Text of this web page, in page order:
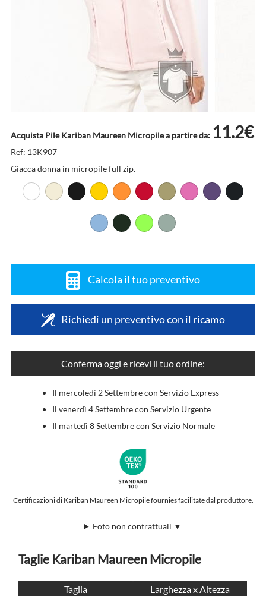
Acquista Pile Kariban Maureen Micropile a partire da: 11.2€
Ref: 13K907
Giacca donna in micropile full zip.
Calcola il tuo preventivo
Richiedi un preventivo con il ricamo
Conferma oggi e ricevi il tuo ordine:
Il mercoledì 2 Settembre con Servizio Express
Il venerdì 4 Settembre con Servizio Urgente
Il martedì 8 Settembre con Servizio Normale
Certificazioni di Kariban Maureen Micropile fournies facilitate dal produttore.
Foto non contrattuali ▼
Taglie Kariban Maureen Micropile
Taglia
Larghezza x Altezza